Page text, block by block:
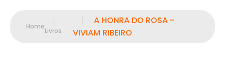
Home
Livros
A HONRA DO ROSA -
VIVIAM RIBEIRO